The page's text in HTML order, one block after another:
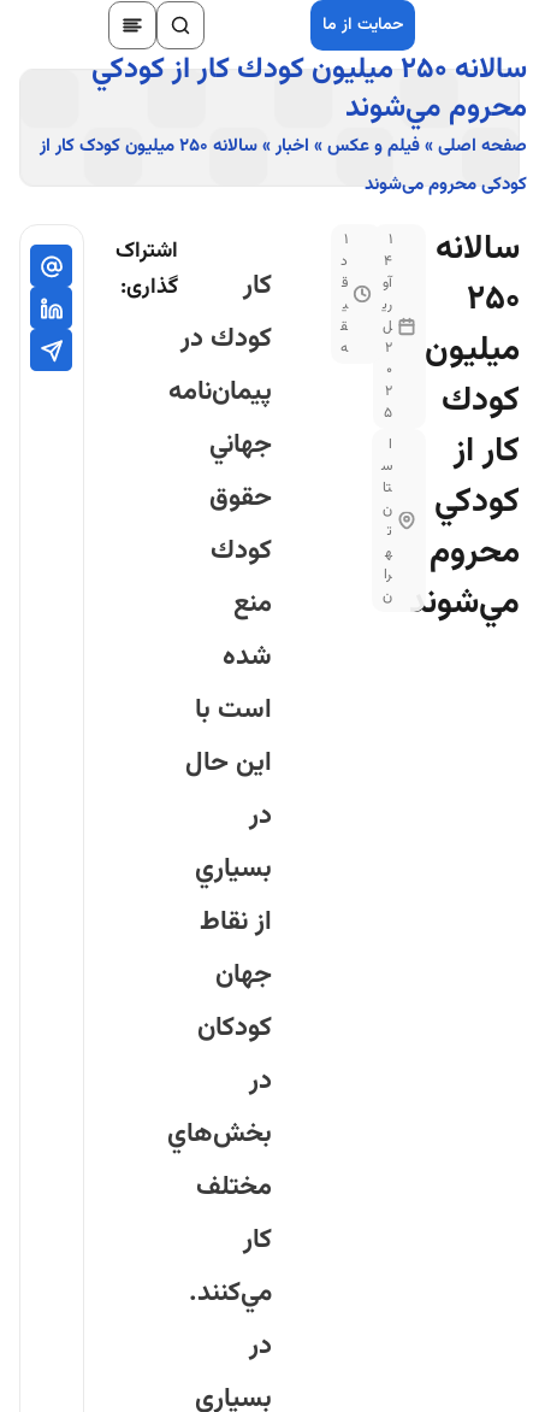
حمایت از ما
سالانه ۲۵۰ ميليون كودك كار از كودكي
محروم مي‌شوند
صفحه اصلی»فیلم و عکس» اخبار»
سالانه ۲۵۰ میلیون کودک کار از
کودکی محروم می‌شوند
سالانه
۲۵۰
ميليون
كودك
كار از
كودكي
محروم
مي‌شوند
1
4
آو
ری
ل
2
0
2
5
ا
س
تا
ن
ت
ه
را
ن
1
د
ق
ی
ق
ه
كار
كودك در
پيمان‌نامه
جهاني
حقوق
كودك
منع
شده
است با
اين حال
در
بسياري
از نقاط
جهان
كودكان
در
بخش‌هاي
مختلف
كار
مي‌كنند.
در
بسياري
اشتراک
گذاری: